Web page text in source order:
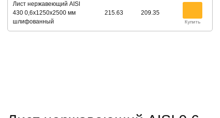
Лист нержавеющий AISI
430 0,6х1250х2500 мм
шлифованный
215.63 209.35
Купить